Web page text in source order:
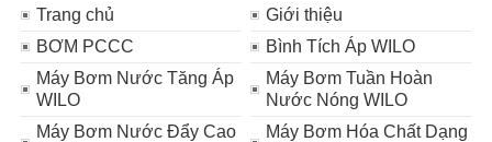
Trang chủ
Giới thiệu
BƠM PCCC
Bình Tích Áp WILO
Máy Bơm Nước Tăng Áp
WILO
Máy Bơm Tuần Hoàn
Nước Nóng WILO
Máy Bơm Nước Đẩy Cao
Máy Bơm Hóa Chất Dạng